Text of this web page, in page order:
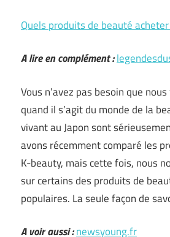
Quels produits de beauté
A lire en complément :
Vous n’avez pas besoin que
quand il s’agit du monde de la
vivant au Japon sont
avons récemment comparé les
K-beauty, mais cette fois, nous
sur certains des produits de
populaires. La seule façon de
A voir aussi :newsyoung.fr